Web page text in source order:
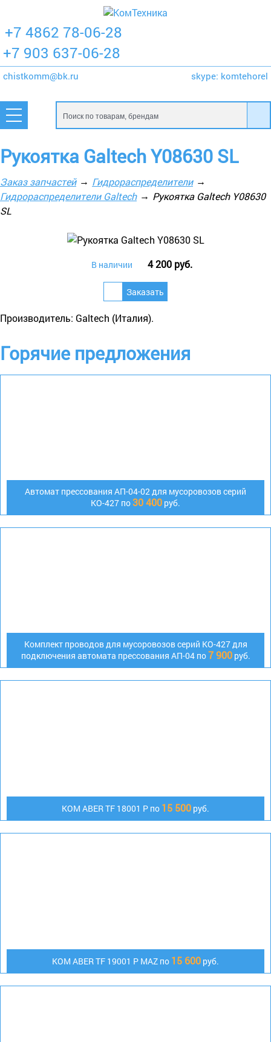
+7 4862 78-06-28
+7 903 637-06-28
chistkomm@bk.ru skype: komtehorel
Рукоятка Galtech Y08630 SL
Заказ запчастей
Гидрораспределители
Гидрораспределители Galtech
Рукоятка Galtech Y08630
SL
В наличии 4 200 руб.
Производитель: Galtech (Италия).
Горячие предложения
Автомат прессования АП-04-02 для мусоровозов серий
КО-427 по30 400 руб.
Комплект проводов для мусоровозов серий КО-427 для
подключения автомата прессования АП-04 по7 900руб.
КОМ ABER TF 18001 P по 15 500 руб.
КОМ АBER TF 19001 P MAZ по 15 600 руб.